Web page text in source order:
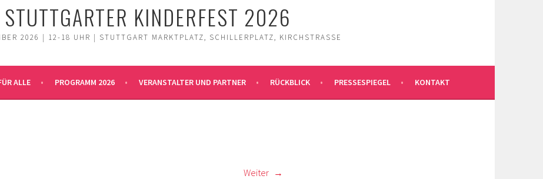
STUTTGARTER KINDERFEST 2026
2026 | 12-18 UHR | STUTTGART MARKTPLATZ, SCHILLERPLATZ, KIRCHSTRASSE
ALLE PROGRAMM 2026 VERANSTALTER UND PARTNER RÜCKBLICK PRESSESPIEGEL KONTAKT
Weiter